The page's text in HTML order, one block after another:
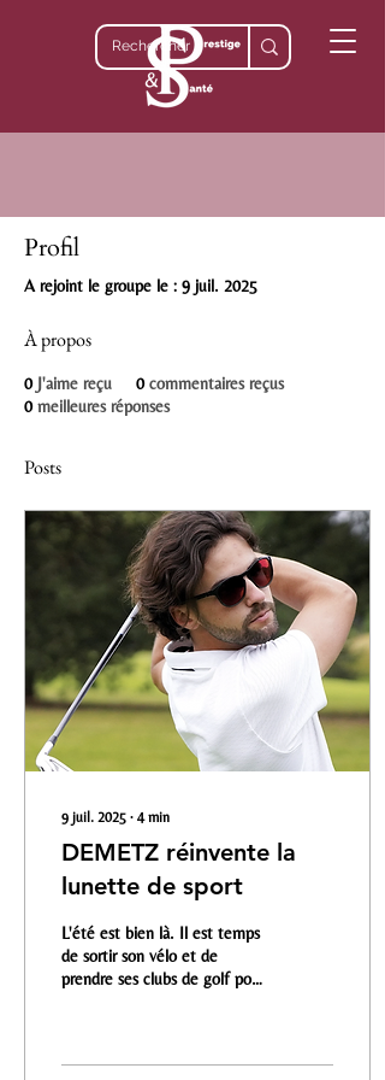
Profil
A rejoint le groupe le : 9 juil. 2025
À propos
0 J'aime reçu 0 commentaires reçus
0 meilleures réponses
Posts
9 juil. 2025 ∙ 4 min
DEMETZ réinvente la
lunette de sport
L'été est bien là. Il est temps
de sortir son vélo et de
prendre ses clubs de golf pour